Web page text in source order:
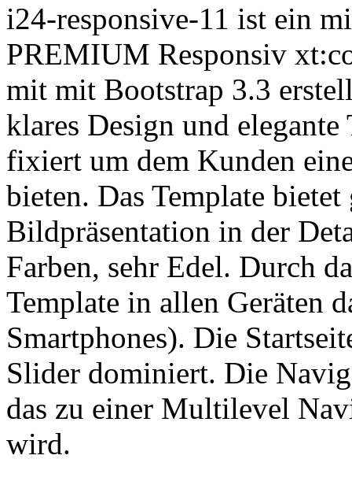
i24-responsive-11 ist ein
PREMIUM Responsiv
mit mit Bootstrap 3.3
klares Design und
fixiert um dem Kunden
bieten. Das Template
Bildpräsentation in der
Farben, sehr Edel. Durch
Template in allen Geräten
Smartphones). Die
Slider dominiert. Die
das zu einer Multilevel
wird.